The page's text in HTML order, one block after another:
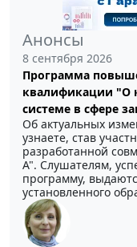
Анонсы
8 сентября 2026
Программа
квалификации "О
системе в сфере
Об актуальных
узнаете, став
разработанной
А". Слушателям,
программу,
установленного